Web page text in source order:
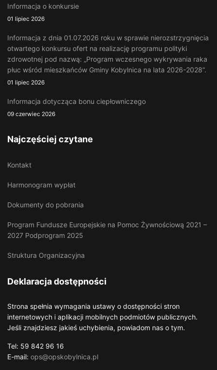
Informacja o konkursie
01 lipiec 2026
Informacja z dnia 01.07.2026 roku w sprawie nierozstrzygnięcia
otwartego konkursu ofert na realizację programu polityki
zdrowotnej pod nazwą: „Program wczesnego wykrywania raka
płuc wśród mieszkańców Gminy Kobylnica na lata 2026-2028”.
01 lipiec 2026
Informacja dotycząca bonu ciepłowniczego
09 czerwiec 2026
Najczęściej czytane
Kontakt
Harmonogram wypłat
Dokumenty do pobrania
Program Fundusze Europejskie na Pomoc Żywnościową 2021 –
2027 Podprogram 2025
Struktura Organizacyjna
Deklaracja dostępności
Strona spełnia wymagania ustawy o dostępności stron
internetowych i aplikacji mobilnych podmiotów publicznych.
Jeśli znajdziesz jakieś uchybienia, powiadom nas o tym.
Tel: 59 842 96 16
E-mail: ops@opskobylnica.pl